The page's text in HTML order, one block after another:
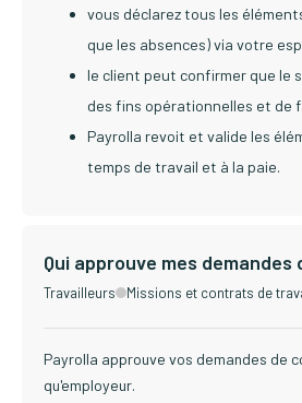
vous déclarez tous les
que les absences) via votre
le client peut confirmer que le
des fins opérationnelles et de
Payrolla revoit et valide les
temps de travail et à la paie.
Qui approuve mes demandes
Travailleurs Missions et contrats de
Payrolla approuve vos demandes de
qu'employeur.